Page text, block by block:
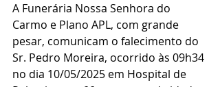
A Funerária Nossa Senhora do
Carmo e Plano APL, com grande
pesar, comunicam o falecimento do
Sr. Pedro Moreira, ocorrido às 09h34
no dia 10/05/2025 em Hospital de